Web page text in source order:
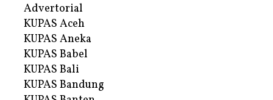
Advertorial
KUPAS Aceh
KUPAS Aneka
KUPAS Babel
KUPAS Bali
KUPAS Bandung